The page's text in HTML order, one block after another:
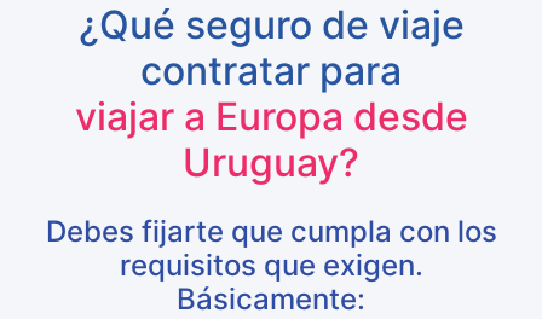
¿Qué seguro de viaje
contratar para
viajar a Europa desde
Uruguay?
Debes fijarte que cumpla con los
requisitos que exigen.
Básicamente: